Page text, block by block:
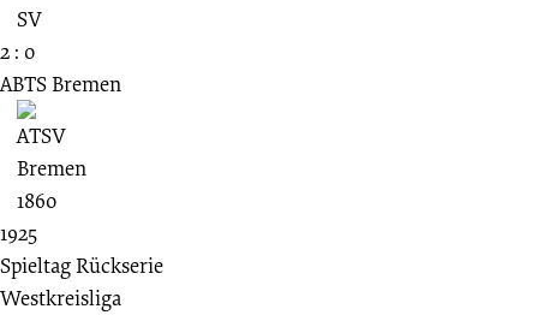
2 : 0
ABTS Bremen
1925
Spieltag Rückserie
Westkreisliga